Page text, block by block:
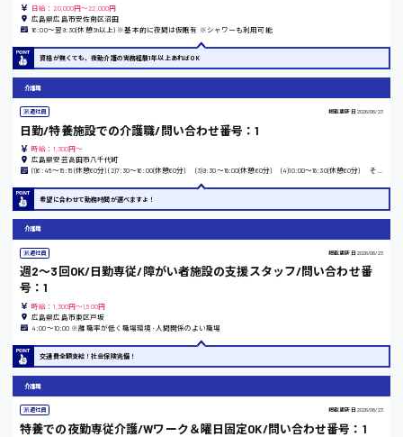
竹原市
熊本県
東京都
島根県
香川県
時給1200円〜
時給1100円〜
日給：20,000円～22,000円
広島県広島市安佐南区沼田
16:00〜翌9:30(休憩3h以上) ※基本的に夜間は仮眠有 ※シャワーも利用可能
資格が無くても、夜勤介護の実務経験1年以上あればOK
介護職
派遣社員 掲載更新日 2026/06/23
日勤/特養施設での介護職/問い合わせ番号：1
時給：1,300円～
広島県安芸高田市八千代町
(1)6:45〜15:15(休憩60分) (2)7:30〜16:00(休憩60分) (3)9:30〜18:00(休憩60分) (4)10:00〜18:30(休憩60分) その他の時間も相談可能ですのでお問合せください。
希望に合わせて勤務時間が選べますよ！
介護職
派遣社員 掲載更新日 2026/06/23
週2〜3回OK/日勤専従/障がい者施設の支援スタッフ/問い合わせ番
号：1
時給：1,300円～1,500円
広島県広島市東区戸坂
4:00〜10:00 ※離職率が低く職場環境･人間関係のよい職場
交通費全額支給！社会保険完備！
介護職
派遣社員 掲載更新日 2026/06/23
特養での夜勤専従介護/Wワーク＆曜日固定OK/問い合わせ番号：1